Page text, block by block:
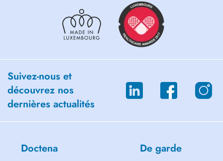
Suivez-nous et
découvrez nos
dernières actualités
Doctena De garde